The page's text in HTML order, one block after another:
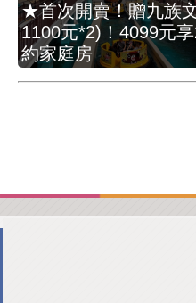
★首次開賣！贈九族
1100元*2)！4099元
約家庭房